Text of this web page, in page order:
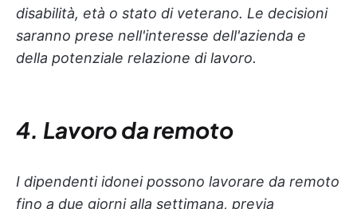
disabilità, età o stato di veterano. Le decisioni
saranno prese nell'interesse dell'azienda e
della potenziale relazione di lavoro.
4. Lavoro da remoto
I dipendenti idonei possono lavorare da remoto
fino a due giorni alla settimana, previa